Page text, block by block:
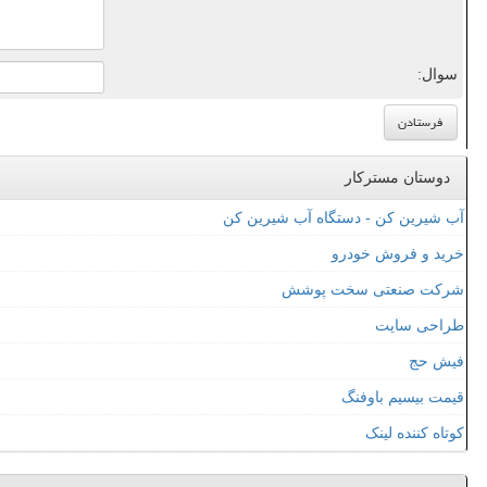
سوال:
دوستان مسترکار
آب شیرین کن - دستگاه آب شیرین کن
خرید و فروش خودرو
شرکت صنعتی سخت پوشش
طراحی سایت
فیش حج
قیمت بیسیم باوفنگ
کوتاه کننده لینک